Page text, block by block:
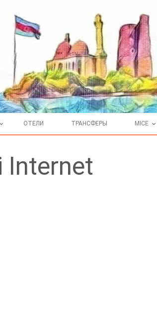
ОТЕЛИ ТРАНСФЕРЫ MICE
Internet